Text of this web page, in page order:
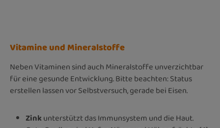
Vitamine und Mineralstoffe
Neben Vitaminen sind auch Mineralstoffe unverzichtbar
für eine gesunde Entwicklung. Bitte beachten: Status
erstellen lassen vor Selbstversuch, gerade bei Eisen.
Zinkunterstützt das Immunsystem und die Haut.